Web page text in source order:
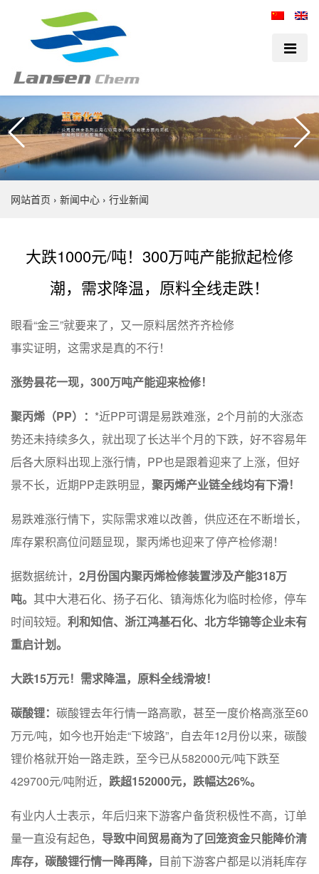
网站首页 › 新闻中心 › 行业新闻
大跌1000元/吨！300万吨产能掀起检修
潮，需求降温，原料全线走跌！
眼看“金三”就要来了，又一原料居然齐齐检修
事实证明，这需求是真的不行！
涨势昙花一现， 300万吨产能迎来检修！
聚丙烯（PP）： *近PP可谓是易跌难涨，2个月前的大涨态
势还未持续多久，就出现了长达半个月的下跌，好不容易年
后各大原料出现上涨行情，PP也是跟着迎来了上涨，但好
景不长，近期PP走跌明显， 聚丙烯产业链全线均有下滑！
易跌难涨行情下，实际需求难以改善，供应还在不断增长，
库存累积高位问题显现，聚丙烯也迎来了停产检修潮！
据数据统计， 2月份国内聚丙烯检修装置涉及产能318万
吨。 其中大港石化、扬子石化、镇海炼化为临时检修，停车
时间较短。 利和知信、浙江鸿基石化、北方华锦等企业未有
重启计划。
大跌15万元！需求降温，原料全线滑坡！
碳酸锂： 碳酸锂去年行情一路高歌，甚至一度价格高涨至60
万元/吨，如今也开始走“下坡路”，自去年12月份以来，碳酸
锂价格就开始一路走跌，至今已从582000元/吨下跌至
429700元/吨附近， 跌超152000元，跌幅达26%。
有业内人士表示，年后归来下游客户备货积极性不高，订单
量一直没有起色， 导致中间贸易商为了回笼资金只能降价清
库存，碳酸锂行情一降再降， 目前下游客户都是以消耗库存